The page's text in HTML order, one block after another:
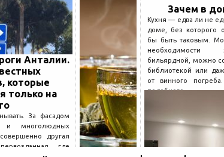
Анталии.
которые
только на
За фасадом
и многолюдных
другая
где
Зачем в
Кухня — едва ли не
доме, без которого
бы быть таковым.
необходимости
бильярдной, можно
библиотекой или
от винного
подобного...